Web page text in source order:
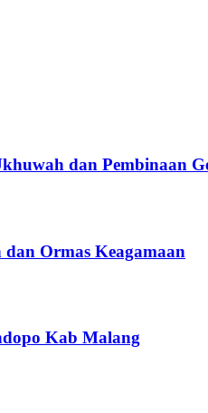
dan Pembinaan
Ormas Keagamaan
Kab Malang